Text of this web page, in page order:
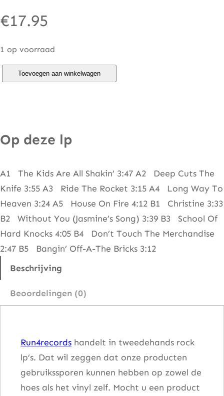
€17.95
1 op voorraad
–
o
n
g
W
a
y
o
Toevoegen aan winkelwagen
Op deze lp
A1 The Kids Are All Shakin’ 3:47 A2 Deep Cuts The
Knife 3:55 A3 Ride The Rocket 3:15 A4 Long Way To
Heaven 3:24 A5 House On Fire 4:12 B1 Christine 3:33
B2 Without You (Jasmine’s Song) 3:39 B3 School Of
Hard Knocks 4:05 B4 Don’t Touch The Merchandise
2:47 B5 Bangin’ Off-A-The Bricks 3:12
Beschrijving
Beoordelingen (0)
Run4records handelt in tweedehands rock
lp’s. Dat wil zeggen dat onze producten
gebruikssporen kunnen hebben op zowel de
hoes als het vinyl zelf. Mocht u een product